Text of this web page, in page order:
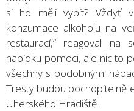
si ho měli vypít? Vždyť
konzumace alkoholu na
restaurací,“ reagoval na
nabídku pomoci, ale nic to
všechny s podobnými
Tresty budou pochopitelně
Uherského Hradiště.